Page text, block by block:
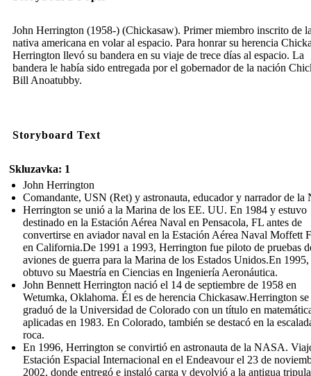
John Herrington (1958-) (Chickasaw). Primer miembro inscrito de
nativa americana en volar al espacio. Para honrar su herencia
Herrington llevó su bandera en su viaje de trece días al espacio. La
bandera le había sido entregada por el gobernador de la nación
Bill Anoatubby.
Storyboard Text
Skluzavka: 1
John Herrington
Comandante, USN (Ret) y astronauta, educador y narrador de
Herrington se unió a la Marina de los EE. UU. En 1984 y estuvo
destinado en la Estación Aérea Naval en Pensacola, FL antes de
convertirse en aviador naval en la Estación Aérea Naval Moffett
en California.De 1991 a 1993, Herrington fue piloto de pruebas
aviones de guerra para la Marina de los Estados Unidos.En 1995,
obtuvo su Maestría en Ciencias en Ingeniería Aeronáutica.
John Bennett Herrington nació el 14 de septiembre de 1958 en
Wetumka, Oklahoma. Él es de herencia Chickasaw.Herrington se
graduó de la Universidad de Colorado con un título en
aplicadas en 1983. En Colorado, también se destacó en la
roca.
En 1996, Herrington se convirtió en astronauta de la NASA.
Estación Espacial Internacional en el Endeavour el 23 de
2002, donde entregó e instaló carga y devolvió a la antigua